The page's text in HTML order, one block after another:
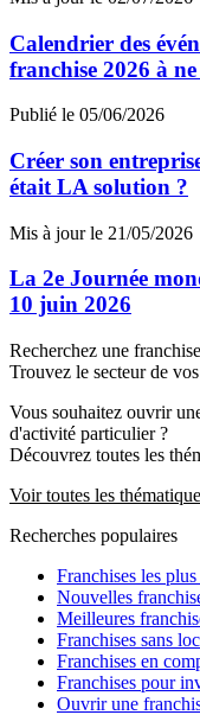
Calendrier des
franchise 2026 à
Publié le 05/06/2026
Créer son
était LA solution ?
Mis à jour le 21/05/2026
La 2e Journée
10 juin 2026
Recherchez une
Trouvez le secteur de
Vous souhaitez ouvrir
d'activité particulier ?
Découvrez toutes les
Voir toutes les
Recherches populaires
Franchises les
Nouvelles
Meilleures
Franchises sans
Franchises en
Franchises pour
Ouvrir une